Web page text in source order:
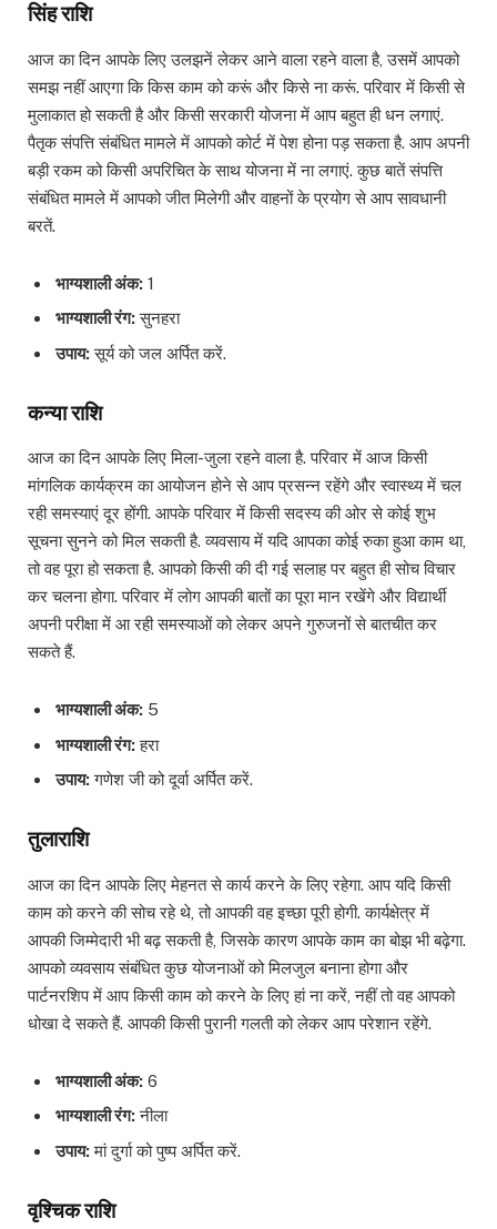
सिंह राशि
आज का दिन आपके लिए उलझनें लेकर आने वाला रहने वाला है, उसमें आपको
समझ नहीं आएगा कि किस काम को करूं और किसे ना करूं. परिवार में किसी से
मुलाकात हो सकती है और किसी सरकारी योजना में आप बहुत ही धन लगाएं.
पैतृक संपत्ति संबंधित मामले में आपको कोर्ट में पेश होना पड़ सकता है. आप अपनी
बड़ी रकम को किसी अपरिचित के साथ योजना में ना लगाएं. कुछ बातें संपत्ति
संबंधित मामले में आपको जीत मिलेगी और वाहनों के प्रयोग से आप सावधानी
बरतें.
भाग्यशाली अंक: 1
भाग्यशाली रंग:सुनहरा
उपाय:सूर्य को जल अर्पित करें.
कन्या राशि
आज का दिन आपके लिए मिला-जुला रहने वाला है. परिवार में आज किसी
मांगलिक कार्यक्रम का आयोजन होने से आप प्रसन्न रहेंगे और स्वास्थ्य में चल
रही समस्याएं दूर होंगी. आपके परिवार में किसी सदस्य की ओर से कोई शुभ
सूचना सुनने को मिल सकती है. व्यवसाय में यदि आपका कोई रुका हुआ काम था,
तो वह पूरा हो सकता है. आपको किसी की दी गई सलाह पर बहुत ही सोच विचार
कर चलना होगा. परिवार में लोग आपकी बातों का पूरा मान रखेंगे और विद्यार्थी
अपनी परीक्षा में आ रही समस्याओं को लेकर अपने गुरुजनों से बातचीत कर
सकते हैं.
भाग्यशाली अंक: 5
भाग्यशाली रंग:हरा
उपाय:गणेश जी को दूर्वा अर्पित करें.
तुलाराशि
आज का दिन आपके लिए मेहनत से कार्य करने के लिए रहेगा. आप यदि किसी
काम को करने की सोच रहे थे, तो आपकी वह इच्छा पूरी होगी. कार्यक्षेत्र में
आपकी जिम्मेदारी भी बढ़ सकती है, जिसके कारण आपके काम का बोझ भी बढ़ेगा.
आपको व्यवसाय संबंधित कुछ योजनाओं को मिलजुल बनाना होगा और
पार्टनरशिप में आप किसी काम को करने के लिए हां ना करें, नहीं तो वह आपको
धोखा दे सकते हैं. आपकी किसी पुरानी गलती को लेकर आप परेशान रहेंगे.
भाग्यशाली अंक: 6
भाग्यशाली रंग:नीला
उपाय:मां दुर्गा को पुष्प अर्पित करें.
वृश्चिक राशि